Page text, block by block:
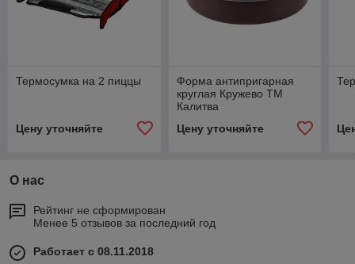
Термосумка на 2 пиццы
Цену уточняйте
Форма антипригарная
круглая Кружево ТМ
Калитва
Цену уточняйте
О нас
Рейтинг не сформирован
Менее 5 отзывов за последний год
Работает с 08.11.2018